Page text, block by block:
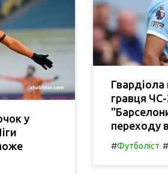
у
Гвардіола
гравця
переходу
#Футболіст #